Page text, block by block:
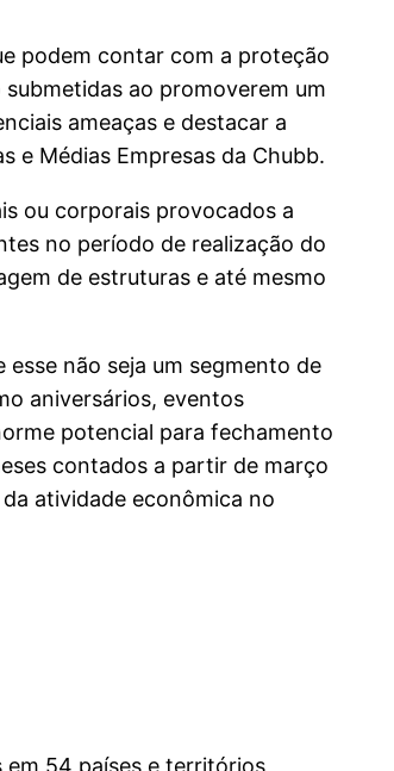
podem contar com a proteção
ao promoverem um
ameaças e destacar a
e Médias Empresas da Chubb.
ou corporais provocados a
no período de realização do
de estruturas e até mesmo
não seja um segmento de
aniversários, eventos
potencial para fechamento
contados a partir de março
atividade econômica no
54 países e territórios,